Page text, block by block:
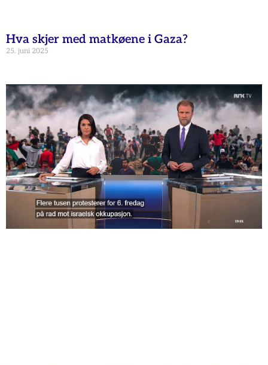
Hva skjer med matkøene i Gaza?
25. juni 2025